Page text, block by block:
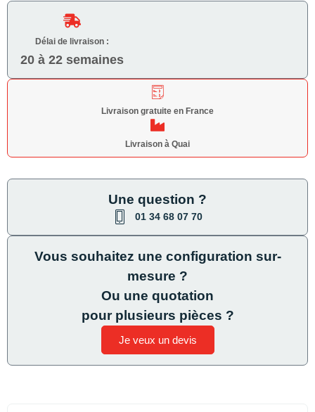
Délai de livraison :
20 à 22 semaines
Livraison gratuite en France
Livraison à Quai
Une question ?
01 34 68 07 70
Vous souhaitez une configuration sur-
mesure ?
Ou une quotation
pour plusieurs pièces ?
Je veux un devis